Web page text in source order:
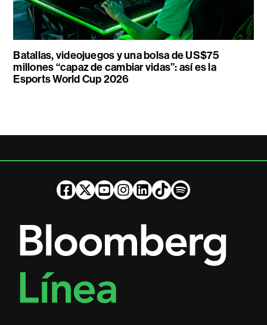
Batallas, videojuegos y una bolsa de US$75
millones “capaz de cambiar vidas”: así es la
Esports World Cup 2026